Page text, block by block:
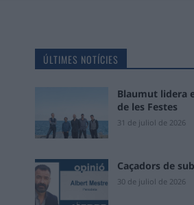
ÚLTIMES NOTÍCIES
Blaumut lidera
de les Festes
31 de juliol de 2026
Caçadors de
30 de juliol de 2026